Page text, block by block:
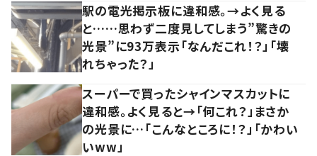
駅の電光掲示板に違和感。→よく見る
と……思わず二度見してしまう”驚きの
光景”に93万表示「なんだこれ！？」「壊
れちゃった？」
スーパーで買ったシャインマスカットに
違和感。よく見ると→「何これ？」まさか
の光景に…「こんなところに！？」「かわい
いww」